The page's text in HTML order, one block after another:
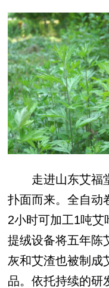
走进山东艾福堂
扑面而来。全自动
2小时可加工1吨艾
提绒设备将五年陈
灰和艾渣也被制成
品。依托持续的研